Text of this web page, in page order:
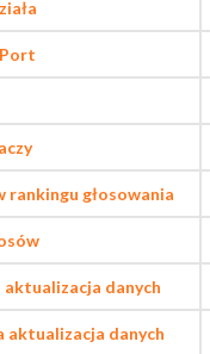
rankingu głosowania
danych
aktualizacja danych